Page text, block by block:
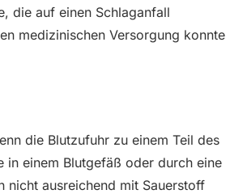
die auf einen Schlaganfall
medizinischen Versorgung konnte
die Blutzufuhr zu einem Teil des
in einem Blutgefäß oder durch eine
nicht ausreichend mit Sauerstoff